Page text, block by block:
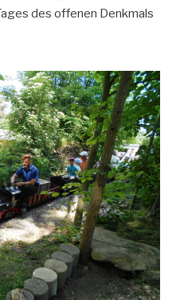
des offenen Denkmals